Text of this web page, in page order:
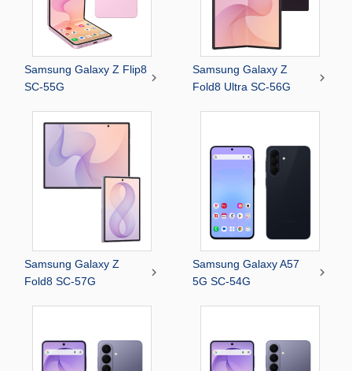
Samsung Galaxy Z Flip8
SC-55G

Samsung Galaxy Z
Fold8 Ultra SC-56G

Samsung Galaxy Z
Fold8 SC-57G

Samsung Galaxy A57
5G SC-54G
